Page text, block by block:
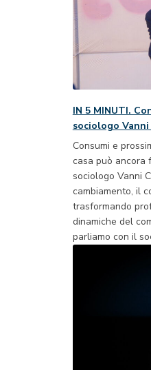
IN 5 MINUTI.
sociologo
Consumi e
casa può ancora
sociologo Vanni
cambiamento, il
trasformando
dinamiche del
parliamo con il